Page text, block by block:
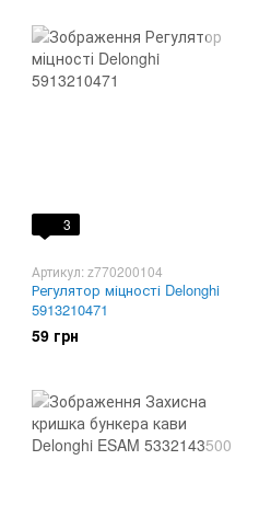
3
Артикул: z770200104
Регулятор міцності Delonghi
5913210471
59 грн